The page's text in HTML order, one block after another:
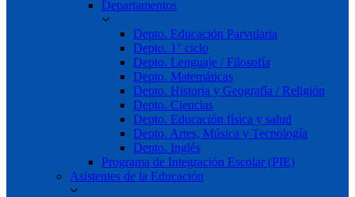
Departamentos
Depto. Educación Parvularia
Depto. 1° ciclo
Depto. Lenguaje / Filosofía
Depto. Matemáticas
Depto. Historia y Geografía / Religión
Depto. Ciencias
Depto. Educación física y salud
Depto. Artes, Música y Tecnología
Depto. Inglés
Programa de Integración Escolar (PIE)
Asistentes de la Educación